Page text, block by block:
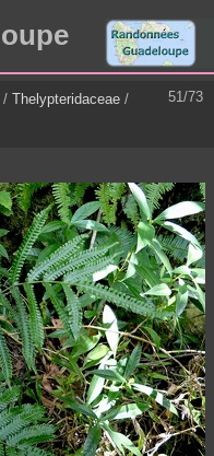
51/73
/ Thelypteridaceae /